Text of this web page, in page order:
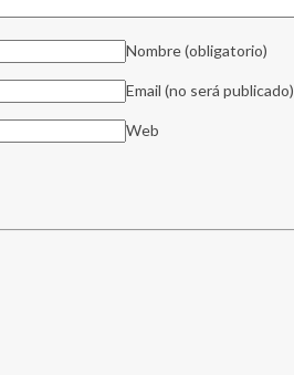
Nombre(obligatorio)
Email (no será publicado)
Web